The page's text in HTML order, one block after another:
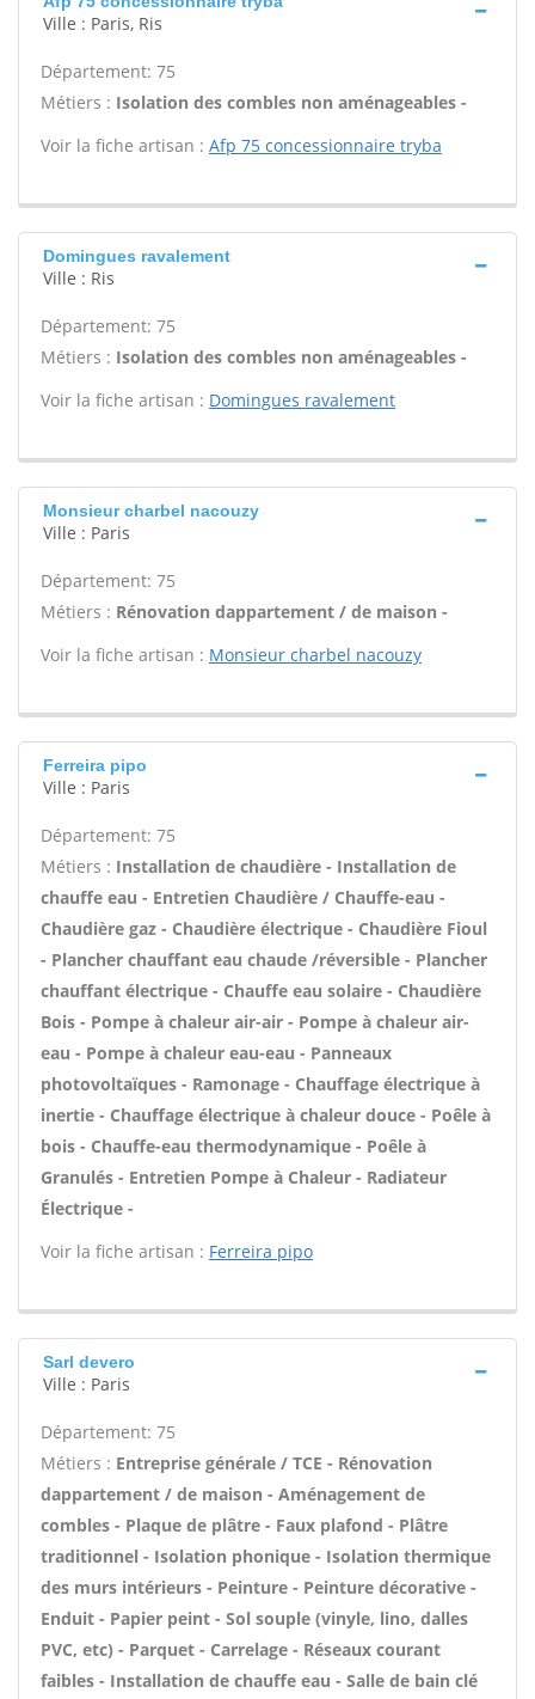
Ville : Paris, Ris
Département: 75
Métiers : Isolation des combles non aménageables -
Voir la fiche artisan : Afp 75 concessionnaire tryba
Domingues ravalement
Ville : Ris
Département: 75
Métiers : Isolation des combles non aménageables -
Voir la fiche artisan : Domingues ravalement
Monsieur charbel nacouzy
Ville : Paris
Département: 75
Métiers : Rénovation dappartement / de maison -
Voir la fiche artisan : Monsieur charbel nacouzy
Ferreira pipo
Ville : Paris
Département: 75
Métiers : Installation de chaudière - Installation de
chauffe eau - Entretien Chaudière / Chauffe-eau -
Chaudière gaz - Chaudière électrique - Chaudière Fioul
- Plancher chauffant eau chaude /réversible - Plancher
chauffant électrique - Chauffe eau solaire - Chaudière
Bois - Pompe à chaleur air-air - Pompe à chaleur air-
eau - Pompe à chaleur eau-eau - Panneaux
photovoltaïques - Ramonage - Chauffage électrique à
inertie - Chauffage électrique à chaleur douce - Poêle à
bois - Chauffe-eau thermodynamique - Poêle à
Granulés - Entretien Pompe à Chaleur - Radiateur
Électrique -
Voir la fiche artisan : Ferreira pipo
Sarl devero
Ville : Paris
Département: 75
Métiers : Entreprise générale / TCE - Rénovation
dappartement / de maison - Aménagement de
combles - Plaque de plâtre - Faux plafond - Plâtre
traditionnel - Isolation phonique - Isolation thermique
des murs intérieurs - Peinture - Peinture décorative -
Enduit - Papier peint - Sol souple (vinyle, lino, dalles
PVC, etc) - Parquet - Carrelage - Réseaux courant
faibles - Installation de chauffe eau - Salle de bain clé